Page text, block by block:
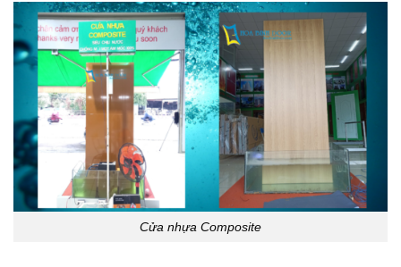
Cửa nhựa Composite